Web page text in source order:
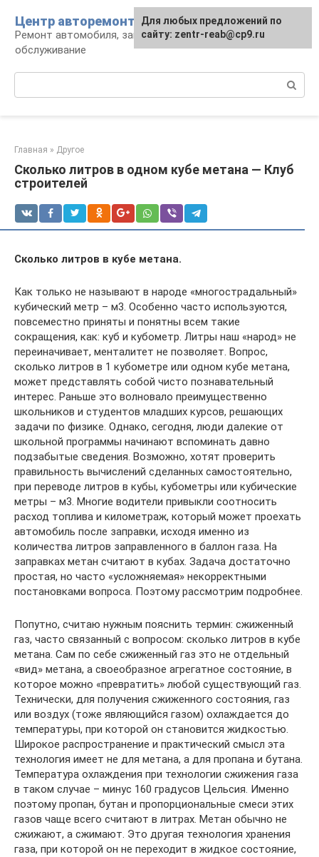
контенту
Центр авторемонта
Ремонт автомобиля, запчасти и
обслуживание
Главная » Другое
Сколько литров в одном кубе метана — Клуб
строителей
Сколько литров в кубе метана.
Как только не называют в народе «многострадальный»
кубический метр – м3. Особенно часто используются,
повсеместно приняты и понятны всем такие
сокращения, как: куб и кубометр. Литры наш «народ» не
переиначивает, менталитет не позволяет. Вопрос,
сколько литров в 1 кубометре или одном кубе метана,
может представлять собой чисто познавательный
интерес. Раньше это волновало преимущественно
школьников и студентов младших курсов, решающих
задачи по физике. Однако, сегодня, люди далекие от
школьной программы начинают вспоминать давно
подзабытые сведения. Возможно, хотят проверить
правильность вычислений сделанных самостоятельно,
при переводе литров в кубы, кубометры или кубические
метры – м3. Многие водители привыкли соотносить
расход топлива и километраж, который может проехать
автомобиль после заправки, исходя именно из
количества литров заправленного в баллон газа. На
заправках метан считают в кубах. Задача достаточно
простая, но часто «усложняемая» некорректными
постановками вопроса. Поэтому рассмотрим подробнее.
Попутно, считаю нужным пояснить термин: сжиженный
газ, часто связанный с вопросом: сколько литров в кубе
метана. Сам по себе сжиженный газ это не отдельный
«вид» метана, а своеобразное агрегатное состояние, в
которое можно «превратить» любой существующий газ.
Технически, для получения сжиженного состояния, газ
или воздух (тоже являющийся газом) охлаждается до
температуры, при которой он становится жидкостью.
Широкое распространение и практический смысл эта
технология имеет не для метана, а для пропана и бутана.
Температура охлаждения при технологии сжижения газа
в таком случае – минус 160 градусов Цельсия. Именно
поэтому пропан, бутан и пропорциональные смеси этих
газов чаще всего считают в литрах. Метан обычно не
сжижают, а сжимают. Это другая технология хранения
газа, при которой он не переходит в жидкое состояние,
Для любых предложений по
сайту: zentr-reab@cp9.ru